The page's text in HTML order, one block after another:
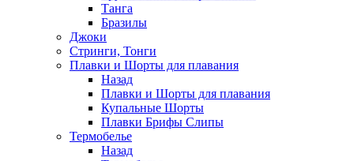
Танга
Бразилы
Джоки
Стринги, Тонги
Плавки и Шорты для плавания
Назад
Плавки и Шорты для плавания
Купальные Шорты
Плавки Брифы Слипы
Термобелье
Назад